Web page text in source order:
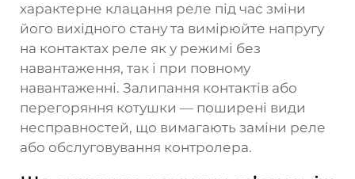
характерне клацання реле під час зміни
його вихідного стану та вимірюйте напругу
на контактах реле як у режимі без
навантаження, так і при повному
навантаженні. Залипання контактів або
перегоряння котушки — поширені види
несправностей, що вимагають заміни реле
або обслуговування контролера.